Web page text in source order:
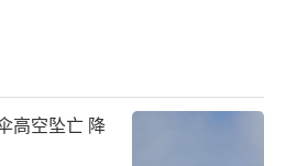
高空坠亡 降